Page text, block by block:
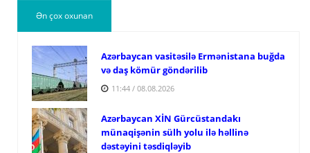
Ən çox oxunan
Azərbaycan vasitəsilə Ermənistana buğda
və daş kömür göndərilib
11:44 / 08.08.2026
Azərbaycan XİN Gürcüstandakı
münaqişənin sülh yolu ilə həllinə
dəstəyini təsdiqləyib